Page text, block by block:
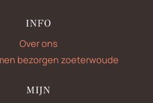
INFO
Over ons
bezorgen zoeterwoude
MIJN